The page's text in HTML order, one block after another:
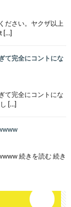
ださい。ヤクザ以上
[…]
て完全にコントにな
て完全にコントにな
[…]
続きを読む 続き